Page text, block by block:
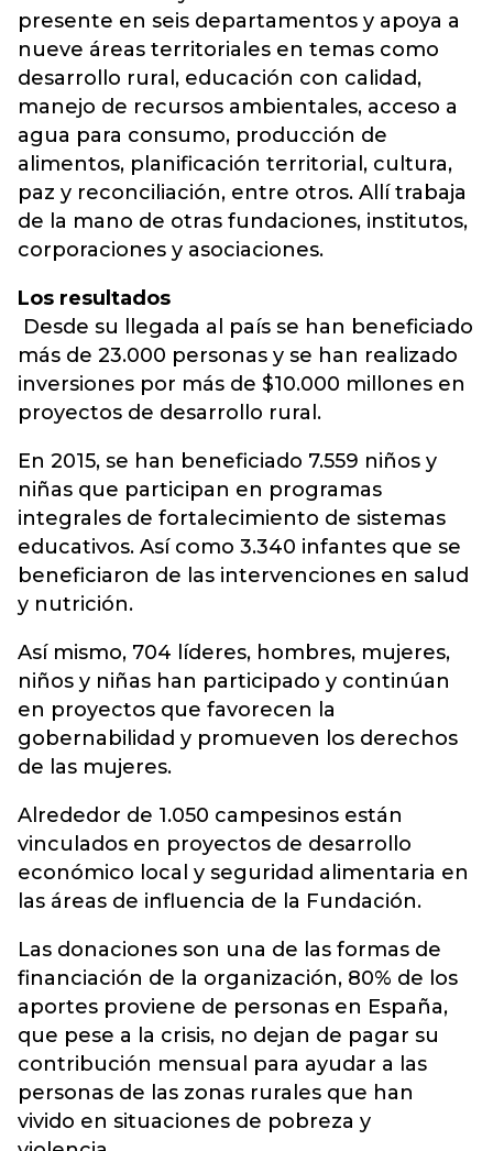
presente en seis departamentos y apoya a
nueve áreas territoriales en temas como
desarrollo rural, educación con calidad,
manejo de recursos ambientales, acceso a
agua para consumo, producción de
alimentos, planificación territorial, cultura,
paz y reconciliación, entre otros. Allí trabaja
de la mano de otras fundaciones, institutos,
corporaciones y asociaciones.
Los resultados
Desde su llegada al país se han beneficiado
más de 23.000 personas y se han realizado
inversiones por más de $10.000 millones en
proyectos de desarrollo rural.
En 2015, se han beneficiado 7.559 niños y
niñas que participan en programas
integrales de fortalecimiento de sistemas
educativos. Así como 3.340 infantes que se
beneficiaron de las intervenciones en salud
y nutrición.
Así mismo, 704 líderes, hombres, mujeres,
niños y niñas han participado y continúan
en proyectos que favorecen la
gobernabilidad y promueven los derechos
de las mujeres.
Alrededor de 1.050 campesinos están
vinculados en proyectos de desarrollo
económico local y seguridad alimentaria en
las áreas de influencia de la Fundación.
Las donaciones son una de las formas de
financiación de la organización, 80% de los
aportes proviene de personas en España,
que pese a la crisis, no dejan de pagar su
contribución mensual para ayudar a las
personas de las zonas rurales que han
vivido en situaciones de pobreza y